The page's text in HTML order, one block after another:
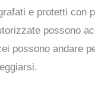
e protetti con
possono
possono andare